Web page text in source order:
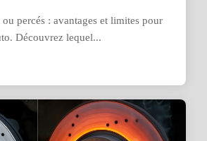
percés : avantages et limites pour
Découvrez lequel...